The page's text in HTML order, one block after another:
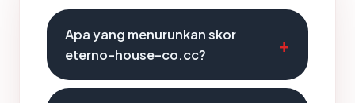
Apa yang menurunkan skor
eterno-house-co.cc?